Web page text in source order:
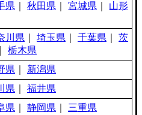
県 秋田県 宮城県
山形
川県 埼玉県 千葉県
茨
栃木県
県
新潟県
県
福井県
県 静岡県 三重県